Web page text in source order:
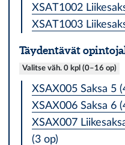
XSAT1002
XSAT1003
Täy­dentä­vät
Valitse väh. 0 kpl (0–16 op)
XSAX005 Saksa 5
XSAX006 Saksa 6
XSAX007
(3 op)